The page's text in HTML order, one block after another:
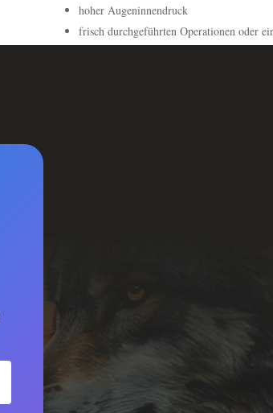
hoher Augeninnendruck
frisch durchgeführten Operationen oder